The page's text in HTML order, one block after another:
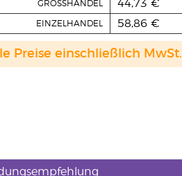
GROSSHANDEL 44,73 €
EINZELHANDEL 58,86 €
Preise einschließlich MwSt.